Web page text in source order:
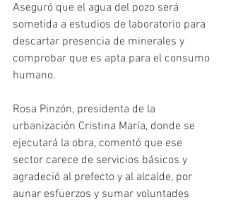
Aseguró que el agua del pozo será
sometida a estudios de laboratorio para
descartar presencia de minerales y
comprobar que es apta para el consumo
humano.
Rosa Pinzón, presidenta de la
urbanización Cristina María, donde se
ejecutará la obra, comentó que ese
sector carece de servicios básicos y
agradeció al prefecto y al alcalde, por
aunar esfuerzos y sumar voluntades